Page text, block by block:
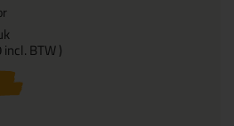
incl. BTW )